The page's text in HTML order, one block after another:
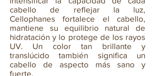
cabello de reflejar la luz,
Cellophanes fortalece el cabello,
mantiene su equilibrio natural de
hidratación y lo protege de los rayos
UV. Un color tan brillante y
translúcido también significa un
cabello de aspecto más sano y
fuerte.